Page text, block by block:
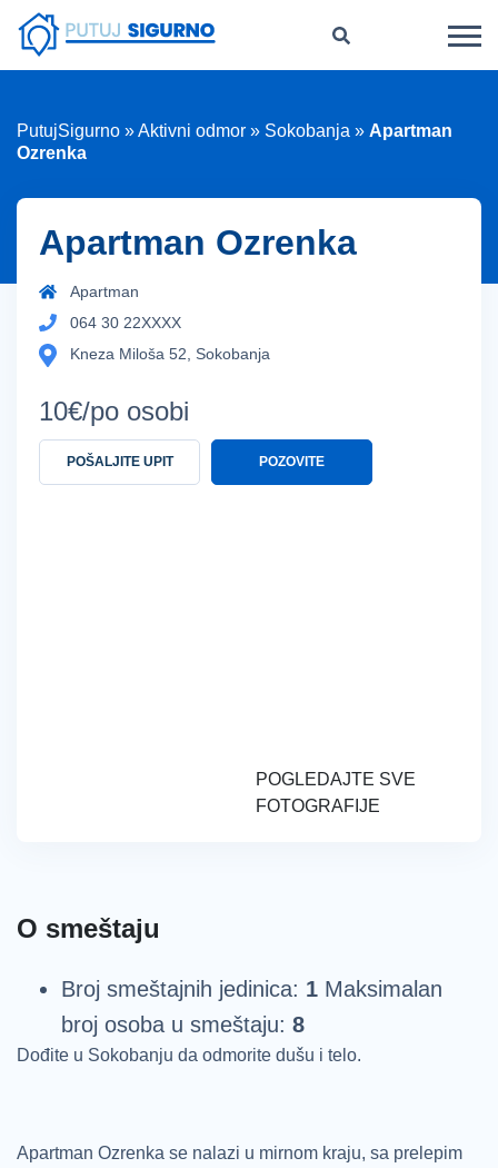
PutujSigurno »Aktivni odmor » Sokobanja » Apartman
Ozrenka
Apartman Ozrenka
Apartman
064 30 22XXXX
Kneza Miloša 52, Sokobanja
10€/po osobi
POŠALJITE UPIT POZOVITE
POGLEDAJTE SVE
FOTOGRAFIJE
O smeštaju
Broj smeštajnih jedinica: 1 Maksimalan
broj osoba u smeštaju: 8
Dođite u Sokobanju da odmorite dušu i telo.
Apartman Ozrenka se nalazi u mirnom kraju, sa prelepim